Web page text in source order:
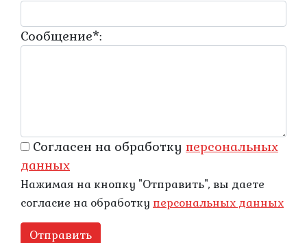
Сообщение*:
Согласен на обработку персональныx
данных
Нажимая на кнопку "Отправить", вы даете
согласие на обработку персональных данных
Отправить